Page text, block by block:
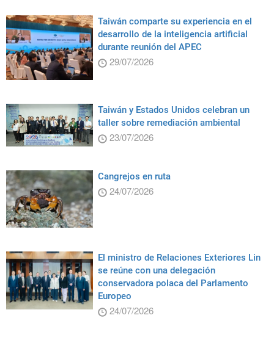
Taiwán comparte su experiencia en el
desarrollo de la inteligencia artificial
durante reunión del APEC
29/07/2026
Taiwán y Estados Unidos celebran un
taller sobre remediación ambiental
23/07/2026
Cangrejos en ruta
24/07/2026
El ministro de Relaciones Exteriores Lin
se reúne con una delegación
conservadora polaca del Parlamento
Europeo
24/07/2026